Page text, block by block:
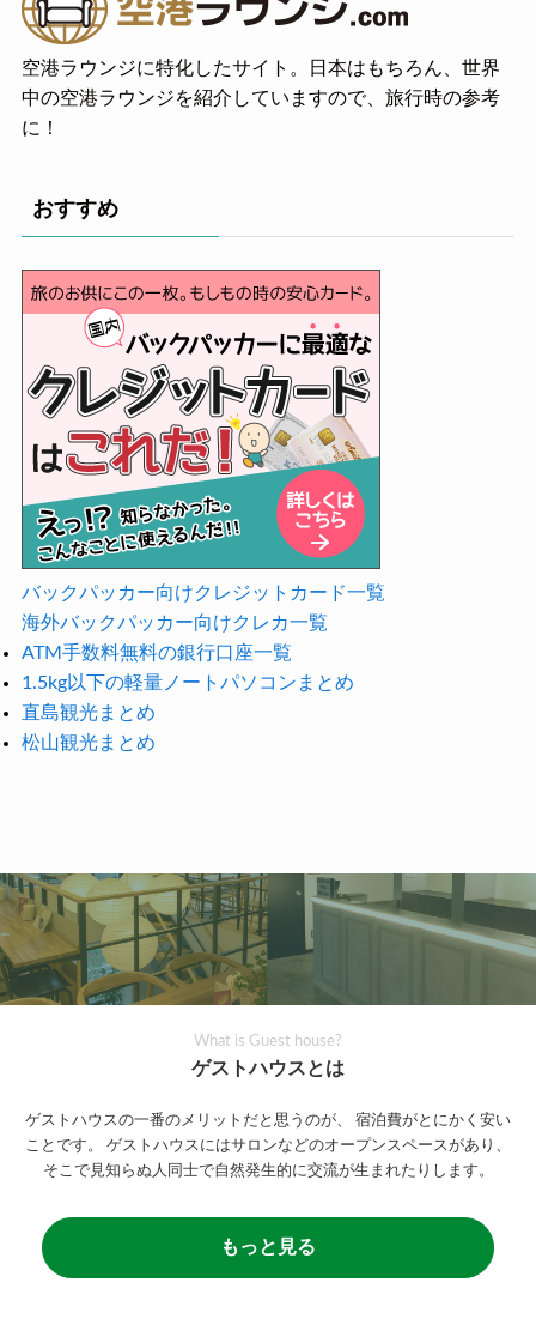
空港ラウンジに特化したサイト。日本はもちろん、世界
中の空港ラウンジを紹介していますので、旅行時の参考
に！
おすすめ
バックパッカー向けクレジットカード一覧
海外バックパッカー向けクレカ一覧
ATM手数料無料の銀行口座一覧
1.5kg以下の軽量ノートパソコンまとめ
直島観光まとめ
松山観光まとめ
What is Guest house?
ゲストハウスとは
ゲストハウスの一番のメリットだと思うのが、
宿泊費がとにかく安い
ことです。
ゲストハウスにはサロンなどのオープンスペースがあり、
そこで見知らぬ人同士で自然発生的に交流が生まれたりします。
もっと見る